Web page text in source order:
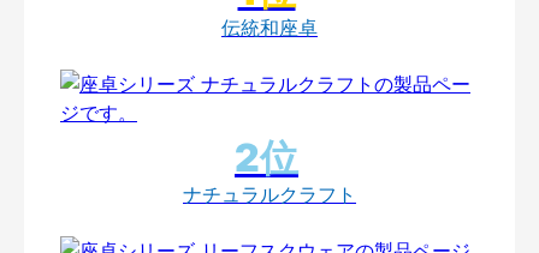
伝統和座卓
ナチュラルクラフト